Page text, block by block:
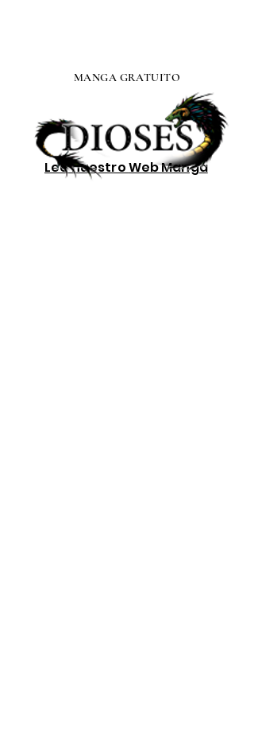
Lee nuestroWeb Manga
MANGA GRATUITO